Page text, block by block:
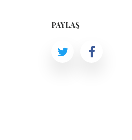
PAYLAŞ